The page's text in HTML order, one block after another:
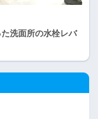
洗面所の水栓レバ